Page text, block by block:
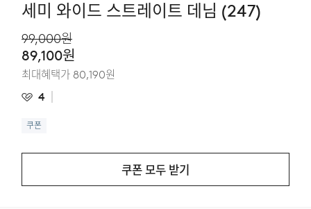
세미 와이드 스트레이트 데님 (247)
89,100원
99,000원
최대혜택가 80,190원
4
쿠폰
쿠폰 모두 받기